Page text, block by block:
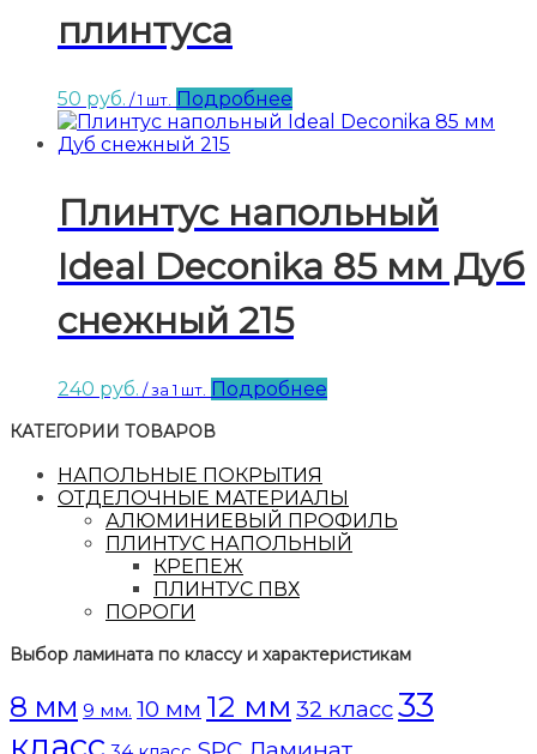
плинтуса
50 руб. / 1 шт. Подробнее
Плинтус напольный
Ideal Deconika 85 мм Дуб
снежный 215
240 руб. / за 1 шт. Подробнее
КАТЕГОРИИ ТОВАРОВ
НАПОЛЬНЫЕ ПОКРЫТИЯ
ОТДЕЛОЧНЫЕ МАТЕРИАЛЫ
АЛЮМИНИЕВЫЙ ПРОФИЛЬ
ПЛИНТУС НАПОЛЬНЫЙ
КРЕПЕЖ
ПЛИНТУС ПВХ
ПОРОГИ
Выбор ламината по классу и характеристикам
8 мм 9 мм. 10 мм 12 мм 32 класс33
класс